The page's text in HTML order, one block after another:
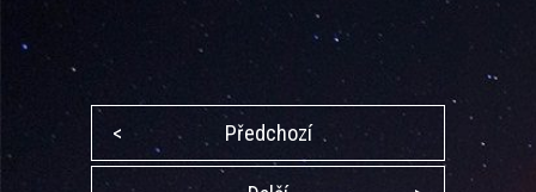
< Předchozí